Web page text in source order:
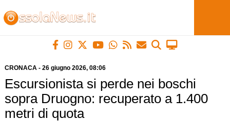
CRONACA- 26 giugno 2026, 08:06
Escursionista si perde nei boschi
sopra Druogno: recuperato a 1.400
metri di quota